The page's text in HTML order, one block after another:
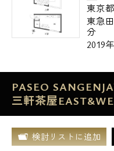
東京
東急
分
2019
PASEO
三軒茶屋
検討リストに追加